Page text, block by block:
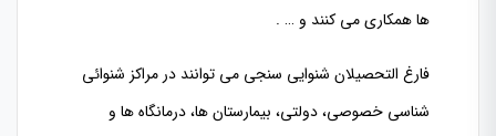
ها همکاری می کنند و … .
فارغ التحصیلان شنوایی سنجی می توانند در مراکز شنوائی
شناسی خصوصی، دولتی، بیمارستان ها، درمانگاه ها و